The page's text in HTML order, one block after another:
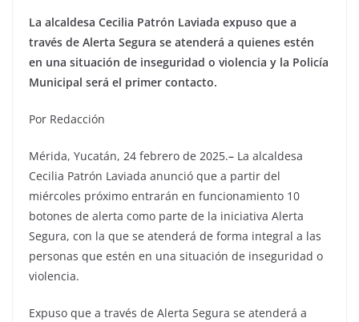
La alcaldesa Cecilia Patrón Laviada expuso que a
través de Alerta Segura se atenderá a quienes estén
en una situación de inseguridad o violencia y la Policía
Municipal será el primer contacto.
Por Redacción
Mérida, Yucatán, 24 febrero de 2025.– La alcaldesa
Cecilia Patrón Laviada anunció que a partir del
miércoles próximo entrarán en funcionamiento 10
botones de alerta como parte de la iniciativa Alerta
Segura, con la que se atenderá de forma integral a las
personas que estén en una situación de inseguridad o
violencia.
Expuso que a través de Alerta Segura se atenderá a